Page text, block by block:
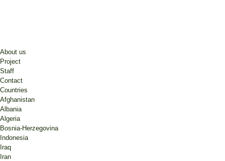
About us
Project
Staff
Contact
Countries
Afghanistan
Albania
Algeria
Bosnia-Herzegovina
Indonesia
Iraq
Iran